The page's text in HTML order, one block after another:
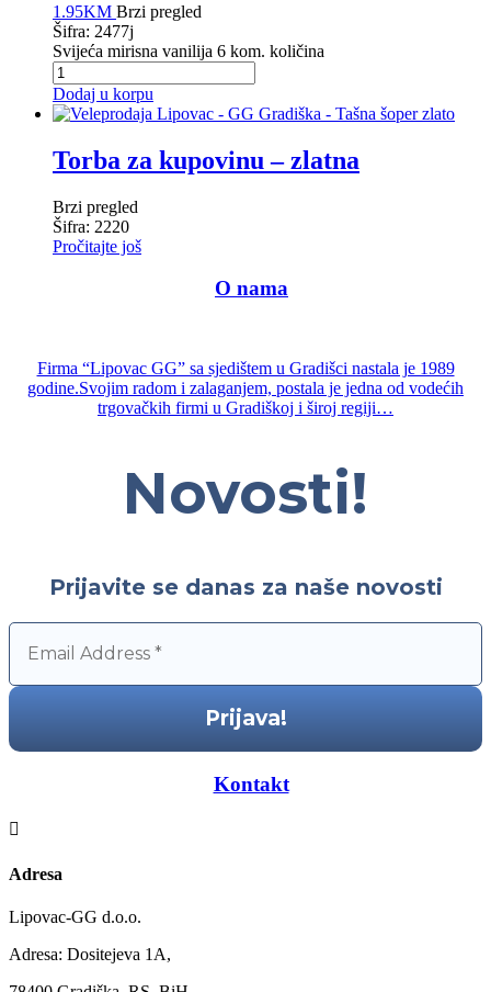
1.95KM Brzi pregled
Šifra: 2477j
Svijeća mirisna vanilija 6 kom. količina
Dodaj u korpu
Torba za kupovinu – zlatna
Brzi pregled
Šifra: 2220
Pročitajte još
O nama
Firma “Lipovac GG” sa sjedištem u Gradišci nastala je 1989
godine.Svojim radom i zalaganjem, postala je jedna od vodećih
trgovačkih firmi u Gradiškoj i široj regiji…
Novosti!
Prijavite se danas za naše novosti
Kontakt—–

Adresa
Lipovac-GG d.o.o.
Adresa: Dositejeva 1A,